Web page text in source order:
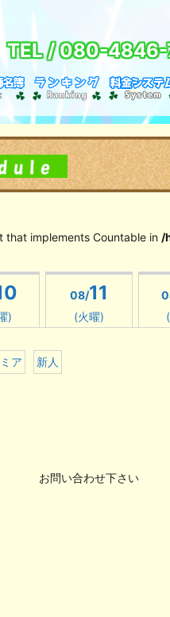
TEL /080-
that implements Countable in /
)
08/11
(火曜)
ア 新人
お問い合わせ下さい